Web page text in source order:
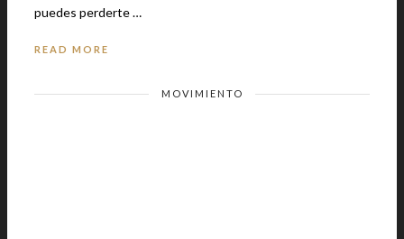
puedes perderte …
READ MORE
MOVIMIENTO